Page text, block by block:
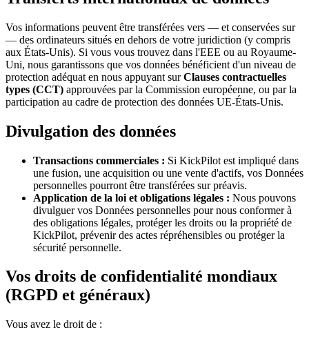
Vos informations peuvent être transférées vers — et conservées sur
— des ordinateurs situés en dehors de votre juridiction (y compris
aux États-Unis). Si vous vous trouvez dans l'EEE ou au Royaume-
Uni, nous garantissons que vos données bénéficient d'un niveau de
protection adéquat en nous appuyant surClauses contractuelles
types (CCT) approuvées par la Commission européenne, ou par la
participation au cadre de protection des données UE-États-Unis.
Divulgation des données
Transactions commerciales : Si KickPilot est impliqué dans
une fusion, une acquisition ou une vente d'actifs, vos Données
personnelles pourront être transférées sur préavis.
Application de la loi et obligations légales : Nous pouvons
divulguer vos Données personnelles pour nous conformer à
des obligations légales, protéger les droits ou la propriété de
KickPilot, prévenir des actes répréhensibles ou protéger la
sécurité personnelle.
Vos droits de confidentialité mondiaux
(RGPD et généraux)
Vous avez le droit de :